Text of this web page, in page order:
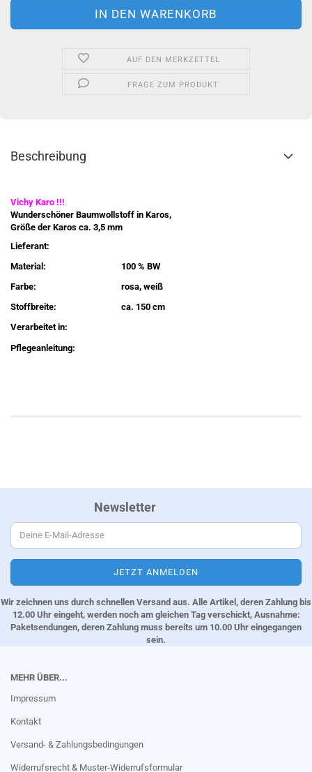
AUF DEN MERKZETTEL
FRAGE ZUM PRODUKT
Beschreibung
Vichy Karo !!!
Wunderschöner Baumwollstoff in Karos,
Größe der Karos ca. 3,5 mm
Lieferant:
Material:
100 % BW
Farbe:
rosa, weiß
Stoffbreite:
ca. 150 cm
Verarbeitet in:
Pflegeanleitung:
Newsletter
Wir zeichnen uns durch schnellen Versand aus. Alle Artikel, deren Zahlung bis
12.00 Uhr eingeht, werden noch am gleichen Tag verschickt, Ausnahme:
Paketsendungen, deren Zahlung muss bereits um 10.00 Uhr eingegangen
sein.
MEHR ÜBER...
Impressum
Kontakt
Versand- & Zahlungsbedingungen
Widerrufsrecht & Muster-Widerrufsformular